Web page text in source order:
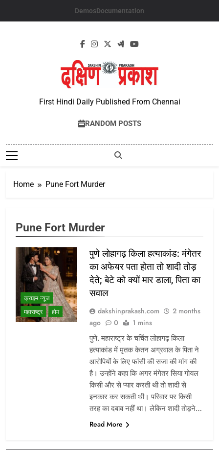
DemosDocumentation
First Hindi Daily Published From Chennai
RANDOM POSTS
Home Pune Fort Murder
Pune Fort Murder
क्राइम न्यूज
महाराष्ट्र
होम
पुणे लोहागढ़ किला हत्याकांड: मंगेतर
का अफेयर पता होता तो शादी तोड़
देते; बेटे को क्यों मार डाला, पिता का
सवाल
dakshinprakash.com
2 months
ago
0 1 mins
पुणे. महाराष्ट्र के चर्चित लोहागढ़ किला
हत्याकांड में मृतक केतन अग्रवाल के पिता ने
आरोपियों के लिए फांसी की सजा की मांग की
है। उन्होंने कहा कि अगर मंगेतर सिया गोयल
किसी और से प्यार करती थी तो शादी से
इनकार कर सकती थी। परिवार पर किसी
तरह का दबाव नहीं था। लेकिन शादी तोड़ने…
Read More